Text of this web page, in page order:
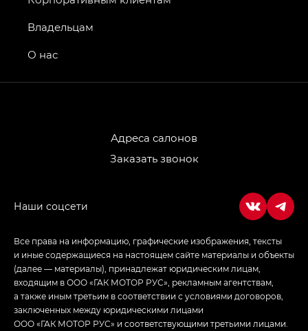
GS4 — Джи Эс 4 (GS4) в комплектациях Джи Би
привод — GB AWD, Джи Эль Полный привод —
Empow — Эмпау (Empow) в комплектации
Адреса салонов
Заказать звонок
Владельцам
О нас
Все права на информацию, графические изображения, тексты
и иные содержащиеся на настоящем сайте материалы и объекты
(далее — материалы), принадлежат юридическим лицам,
входящим в ООО «ГАК МОТОР РУС», рекламным агентствам,
а также иным третьим в соответствии с условиями договоров,
заключенных между юридическими лицами
ООО «ГАК МОТОР РУС» и соответствующими третьими лицами.